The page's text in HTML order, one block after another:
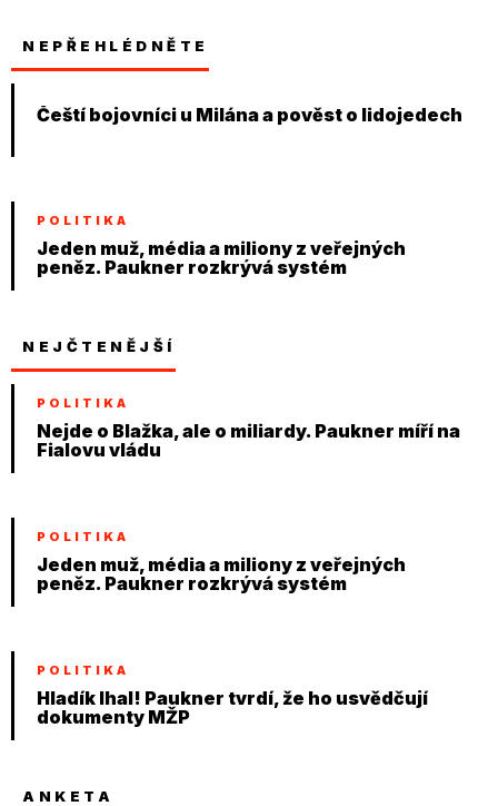
NEPŘEHLÉDNĚTE
Čeští bojovníci u Milána a pověst o lidojedech
POLITIKA
Jeden muž, média a miliony z veřejných
peněz. Paukner rozkrývá systém
NEJČTENĚJŠÍ
POLITIKA
Nejde o Blažka, ale o miliardy. Paukner míří na
Fialovu vládu
POLITIKA
Jeden muž, média a miliony z veřejných
peněz. Paukner rozkrývá systém
POLITIKA
Hladík lhal! Paukner tvrdí, že ho usvědčují
dokumenty MŽP
ANKETA